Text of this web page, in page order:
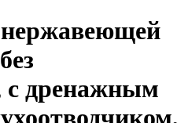
c дренажным